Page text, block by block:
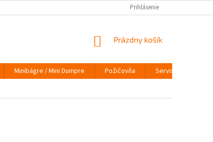
VYMEŇ STARÝ ZA NOVÝ
Prihlásenie
NÁKUPNÝ
Prázdny košík
Minibágre / Mini Dumpre Požičovňa Servis